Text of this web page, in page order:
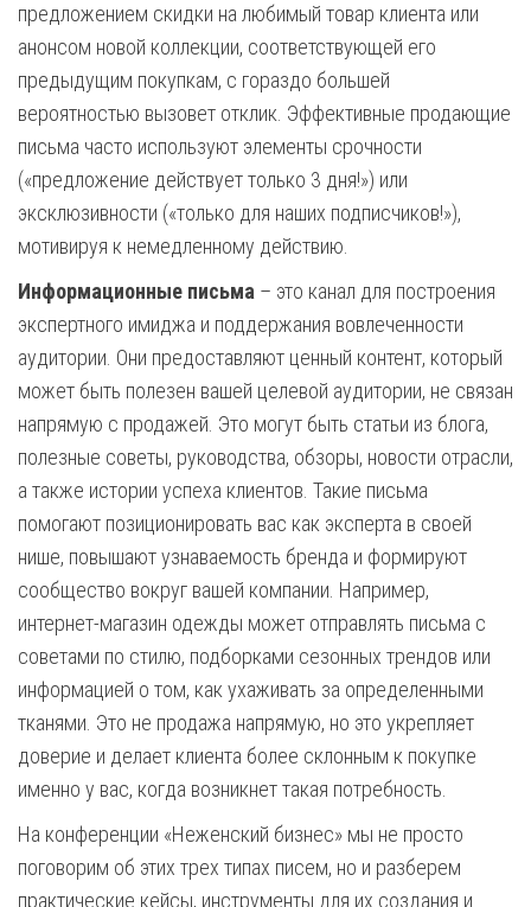
предложением скидки на любимый товар клиента или
анонсом новой коллекции, соответствующей его
предыдущим покупкам, с гораздо большей
вероятностью вызовет отклик. Эффективные продающие
письма часто используют элементы срочности
(«предложение действует только 3 дня!») или
эксклюзивности («только для наших подписчиков!»),
мотивируя к немедленному действию.
Информационные письма – это канал для построения
экспертного имиджа и поддержания вовлеченности
аудитории. Они предоставляют ценный контент, который
может быть полезен вашей целевой аудитории, не связан
напрямую с продажей. Это могут быть статьи из блога,
полезные советы, руководства, обзоры, новости отрасли,
а также истории успеха клиентов. Такие письма
помогают позиционировать вас как эксперта в своей
нише, повышают узнаваемость бренда и формируют
сообщество вокруг вашей компании. Например,
интернет-магазин одежды может отправлять письма с
советами по стилю, подборками сезонных трендов или
информацией о том, как ухаживать за определенными
тканями. Это не продажа напрямую, но это укрепляет
доверие и делает клиента более склонным к покупке
именно у вас, когда возникнет такая потребность.
На конференции «Неженский бизнес» мы не просто
поговорим об этих трех типах писем, но и разберем
практические кейсы, инструменты для их создания и